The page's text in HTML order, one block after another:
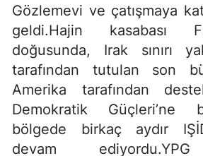
Gözlemevi ve çatışmaya
geldi.Hajin kasabası
doğusunda, Irak sınırı
tarafından tutulan son
Amerika tarafından
Demokratik Güçleri’ne
bölgede birkaç aydır
devam